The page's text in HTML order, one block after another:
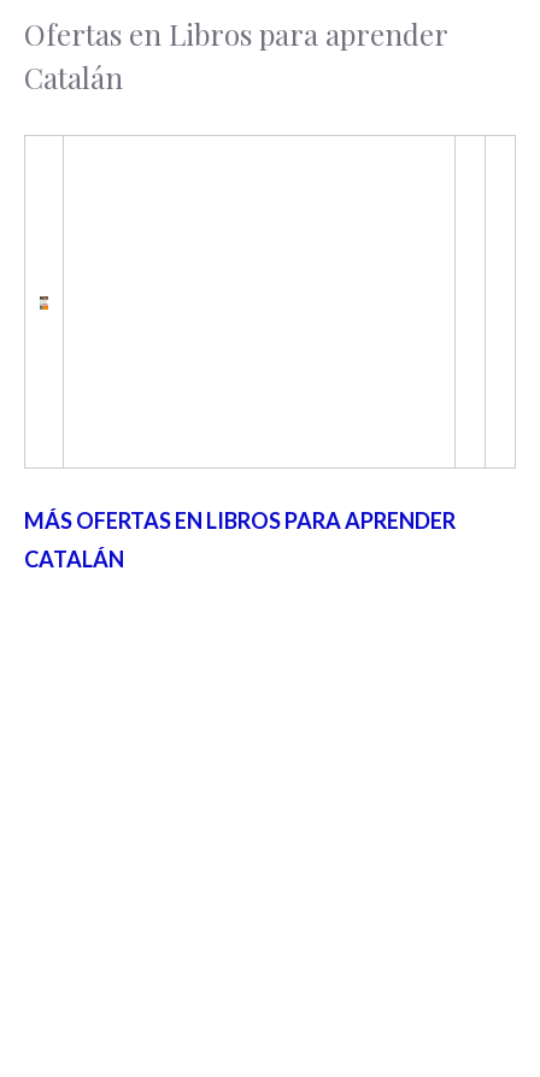
Ofertas en Libros para aprender
Catalán
MÁS OFERTAS EN LIBROS PARA APRENDER
CATALÁN